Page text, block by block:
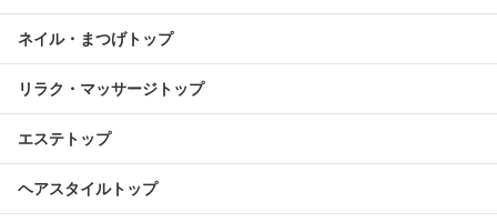
ネイル・まつげトップ
リラク・マッサージトップ
エステトップ
ヘアスタイルトップ